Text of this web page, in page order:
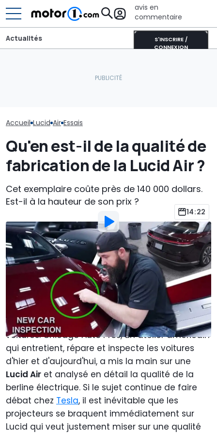
avis en
commentaire
S'INSCRIRE /
CONNEXION
Actualités
Accueil Lucid Air Essais
Qu'en est-il de la qualité de
fabrication de la Lucid Air ?
Cet exemplaire coûte près de 140 000 dollars.
Est-il à la hauteur de son prix ?
14:22
Par: Ben O'Hare
Traduit par:Khalil Bouguerra
31 Mai 2022à
Ajouter Motor1.com en tant que
source préférée sur Google
Tout nouveau constructeur automobile doit, au
début, faire face à la qualité de ses
voitures. Chicago Auto Pros, un atelier américain
qui entretient, répare et inspecte les voitures
d'hier et d'aujourd'hui, a mis la main sur une
Lucid Air et analysé en détail la qualité de la
berline électrique. Si le sujet continue de faire
débat chez Tesla, il est inévitable que les
projecteurs se braquent immédiatement sur
Lucid qui veut justement miser sur une qualité